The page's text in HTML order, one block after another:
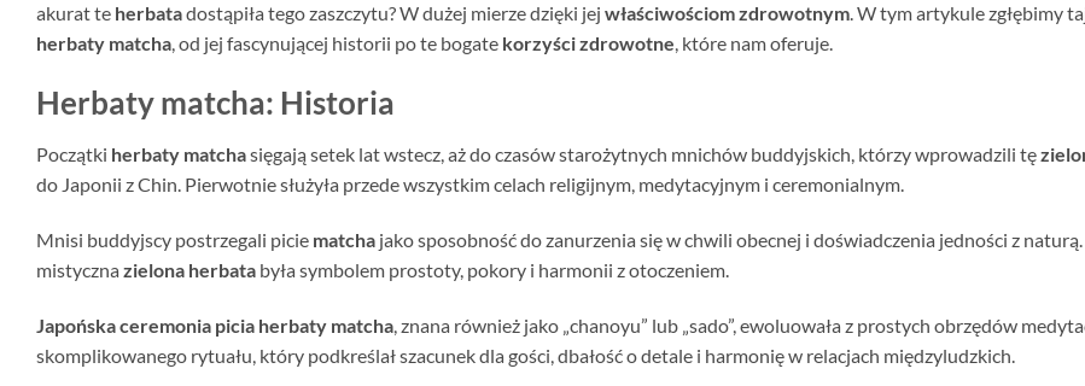
akurat te herbatadostąpiła tego zaszczytu? W dużej mierze dzięki jej właściwościom zdrowotnym. W tym artykule zgłębimy
herbaty matcha, od jej fascynującej historii po te bogate korzyści zdrowotne, które nam oferuje.
Herbaty matcha: Historia
Początki herbaty matchasięgają setek lat wstecz, aż do czasów starożytnych mnichów buddyjskich, którzy wprowadzili tę
do Japonii z Chin. Pierwotnie służyła przede wszystkim celach religijnym, medytacyjnym i ceremonialnym.
Mnisi buddyjscy postrzegali picie matcha jako sposobność do zanurzenia się w chwili obecnej i doświadczenia jedności z naturą.
mistyczna zielona herbata była symbolem prostoty, pokory i harmonii z otoczeniem.
Japońska ceremonia picia herbaty matcha , znana również jako „chanoyu” lub „sado”, ewoluowała z prostych obrzędów
skomplikowanego rytuału, który podkreślał szacunek dla gości, dbałość o detale i harmonię w relacjach międzyludzkich.